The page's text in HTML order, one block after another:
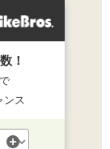
！
で
ンス